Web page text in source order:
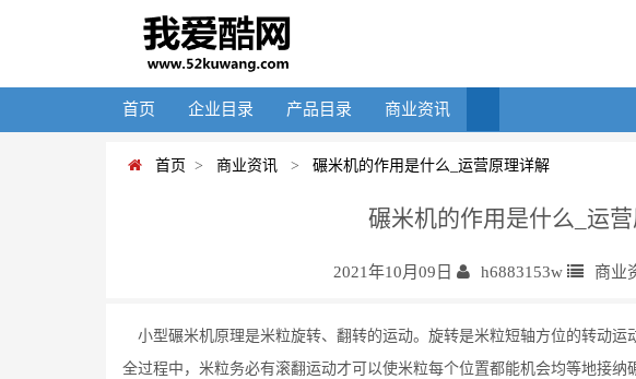
首页 企业目录 产品目录 商业资讯
首页 > 商业资讯 > 碾米机的作用是什么_运营原理详解
碾米机的作用是什么_运
2021年10月09日 h6883153w 商业
小型碾米机原理是米粒旋转、翻转的运动。旋转是米粒短轴方位的转动运
全过程中，米粒务必有滚翻运动才可以使米粒每个位置都能机会均等地接